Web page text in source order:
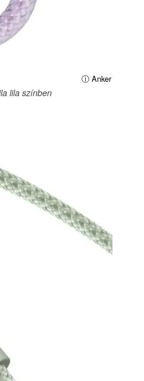
ⓘ Anker
lila színben